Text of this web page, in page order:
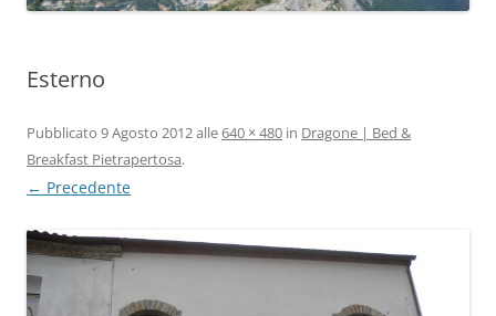
Esterno
Pubblicato 9 Agosto 2012alle640 × 480 in Dragone | Bed &
Breakfast Pietrapertosa.
← Precedente